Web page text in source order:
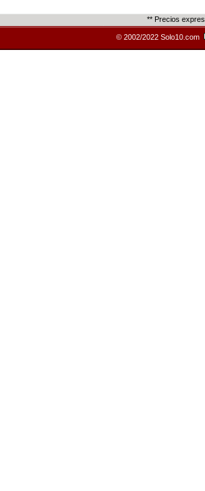
** Precios
© 2002/2022 Solo10.com